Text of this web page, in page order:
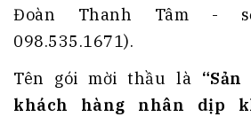
Đoàn Thanh Tâm -
098.535.1671).
Tên gói mời thầu là
khách hàng nhân dịp